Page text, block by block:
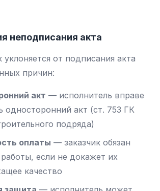
неподписания акта
уклоняется от подписания акта
причин:
акт — исполнитель вправе
односторонний акт (ст. 753 ГК
подряда)
оплаты — заказчик обязан
если не докажет их
качество